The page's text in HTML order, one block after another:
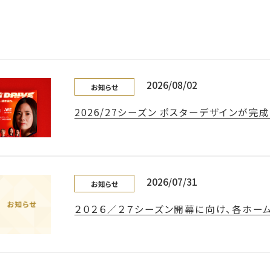
お知らせ 2026/08/02
2026/27シーズン ポスターデザインが完成
お知らせ 2026/07/31
２０２６／２７シーズン開幕に向け、各ホ